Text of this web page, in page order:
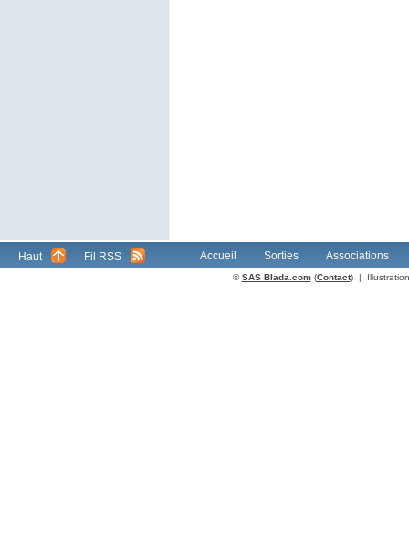
Haut Fil RSS Accueil Sorties Associations
©SAS Blada.com(Contact) |